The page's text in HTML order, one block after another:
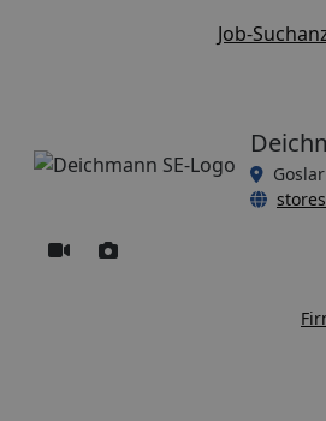
Job-
Goslar